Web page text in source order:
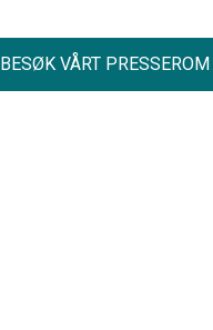
BESØK VÅRT PRESSEROM